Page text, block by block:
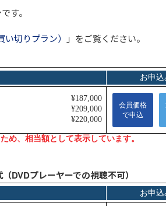
す。
切りプラン） 」をご覧ください。
DVDプレーヤーでの視聴不可）